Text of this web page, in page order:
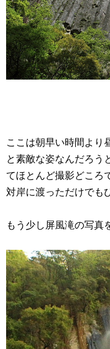
ここは朝早い時間より
と素敵な姿なんだろう
てほとんど撮影どころ
対岸に渡っただけでも
もう少し屏風滝の写真